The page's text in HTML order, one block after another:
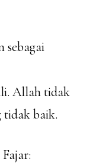
sebagai
Allah tidak
tidak baik.